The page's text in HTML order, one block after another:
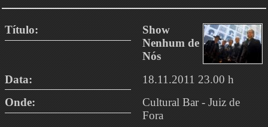
Título:
Show
Nenhum de
Nós
Data:
18.11.2011 23.00 h
Onde:
Cultural Bar - Juiz de
Fora